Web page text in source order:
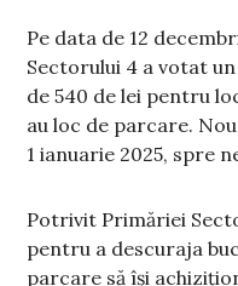
Pe data de 12
Sectorului 4 a votat
de 540 de lei pentru
au loc de parcare.
1 ianuarie 2025, spre
Potrivit Primăriei
pentru a descuraja
parcare să își